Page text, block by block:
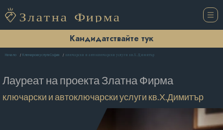
Кандидатствайте тук
Начало Ключарски услуги София ключарски и автоключарски услуги кв.Х.Димитър
Лауреат на проектаЗлатна Фирма
ключарски и автоключарски услуги кв.Х.Димитър